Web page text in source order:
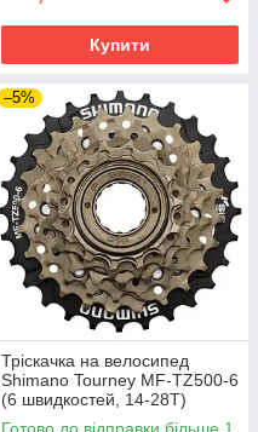
Купити
–5%
Тріскачка на велосипед
Shimano Tourney MF-TZ500-6
(6 швидкостей, 14-28T)
Shimano Tourney MF-TZ500-6